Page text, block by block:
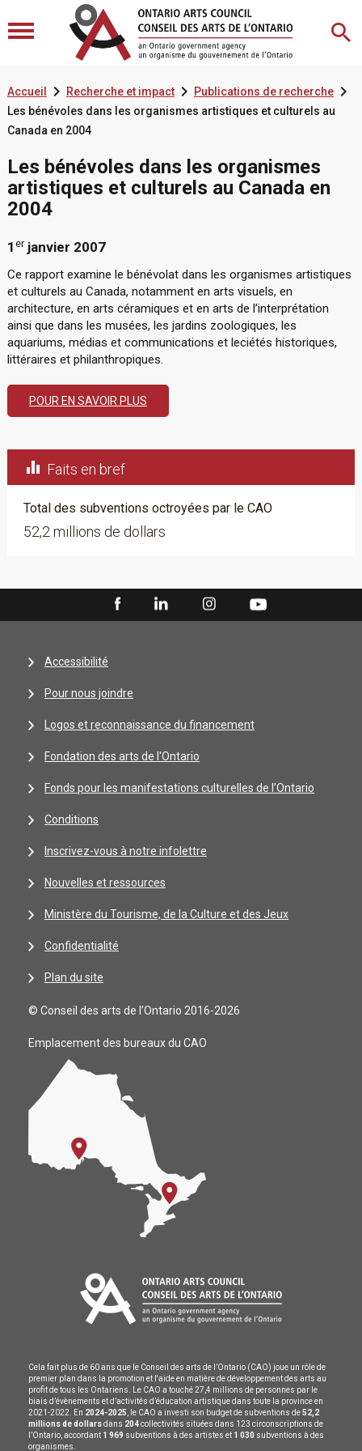
Accueil  Recherche et impact Publications de recherche
Les bénévoles dans les organismes artistiques et culturels au
Canada en 2004
Les bénévoles dans les organismes
artistiques et culturels au Canada en
2004
1 erjanvier 2007
Ce rapport examine le bénévolat dans les organismes artistiques
et culturels au Canada, notamment en arts visuels, en
architecture, en arts céramiques et en arts de l’interprétation
ainsi que dans les musées, les jardins zoologiques, les
aquariums, médias et communications et leciétés historiques,
littéraires et philanthropiques.
POUR EN SAVOIR PLUS
 Faits en bref
Total des subventions octroyées par le CAO
52,2 millions de dollars
Accessibilité
Pour nous joindre
Logos et reconnaissance du financement
Fondation des arts de l'Ontario
Fonds pour les manifestations culturelles de l’Ontario
Conditions
Inscrivez-vous à notre infolettre
Nouvelles et ressources
Ministère du Tourisme, de la Culture et des Jeux
Confidentialité
Plan du site
© Conseil des arts de l’Ontario 2016-2026
Emplacement des bureaux du CAO
Cela fait plus de 60 ans que le Conseil des arts de l’Ontario (CAO) joue un rôle de
premier plan dans la promotion et l'aide en matière de développement des arts au
profit de tous les Ontariens. Le CAO a touché 27,4 millions de personnes par le
biais d’évènements et d’activités d’éducation artistique dans toute la province en
2021-2022. En 2024-2025 , le CAO a investi son budget de subventions de52,2
millions de dollarsdans 204collectivités situées dans 123 circonscriptions de
l’Ontario, accordant 1 969 subventions à des artistes et 1 030 subventions à des
organismes.